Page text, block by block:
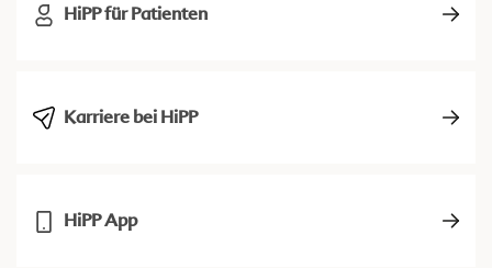
HiPP für Patienten
Karriere bei HiPP
HiPP App